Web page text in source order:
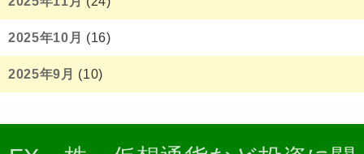
2025年10月 (16)
2025年9月 (10)